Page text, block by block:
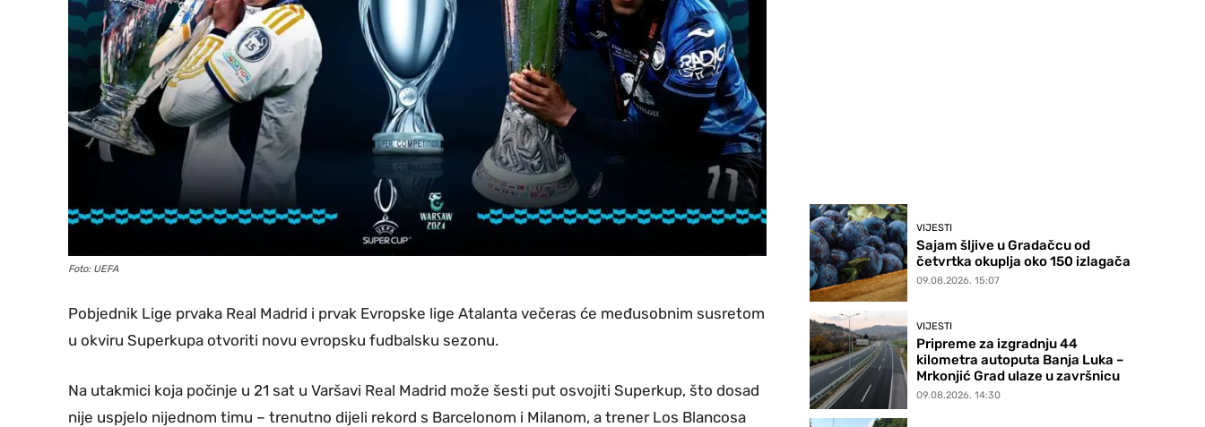
Foto: UEFA
Pobjednik Lige prvaka Real Madrid i prvak Evropske lige Atalanta večeras će međusobnim susretom
u okviru Superkupa otvoriti novu evropsku fudbalsku sezonu.
Na utakmici koja počinje u 21 sat u Varšavi Real Madrid može šesti put osvojiti Superkup, što dosad
nije uspjelo nijednom timu – trenutno dijeli rekord s Barcelonom i Milanom, a trener Los Blancosa
VIJESTI
Sajam šljive u Gradačcu od
četvrtka okuplja oko 150 izlagača
09.08.2026. 15:07
VIJESTI
Pripreme za izgradnju 44
kilometra autoputa Banja Luka –
Mrkonjić Grad ulaze u završnicu
09.08.2026. 14:30